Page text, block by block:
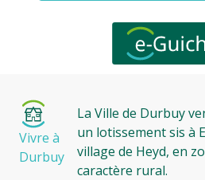
Vivre à
Durbuy
La Ville de Durbuy
un lotissement sis à
village de Heyd, en
caractère rural.